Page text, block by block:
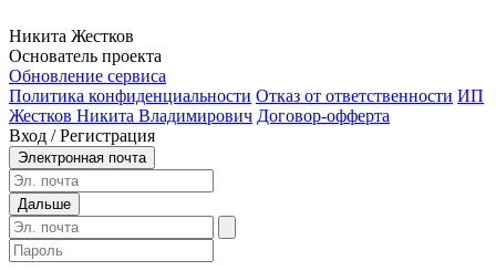
Никита Жестков
Основатель проекта
Обновление сервиса
Политика конфиденциальности Отказ от ответственности ИП
Жестков Никита Владимирович Договор-офферта
Вход / Регистрация
Электронная почта
Дальше